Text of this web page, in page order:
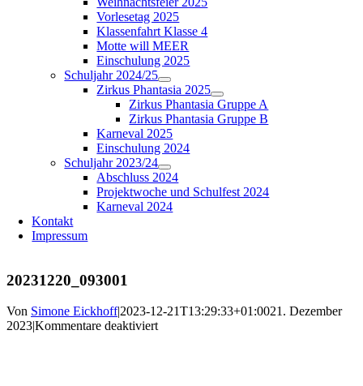
Vorlesetag 2025
Klassenfahrt Klasse 4
Motte will MEER
Einschulung 2025
Schuljahr 2024/25
Zirkus Phantasia 2025
Zirkus Phantasia Gruppe A
Zirkus Phantasia Gruppe B
Karneval 2025
Einschulung 2024
Schuljahr 2023/24
Abschluss 2024
Projektwoche und Schulfest 2024
Karneval 2024
Kontakt
Impressum
20231220_093001
Von Simone Eickhoff|2023-12-21T13:29:33+01:0021. Dezember
2023|Kommentare deaktiviertfür